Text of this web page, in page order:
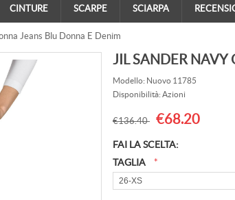
CINTURE SCARPE SCIARPA
Jeans Blu Donna E Denim
JIL SANDER NAVY
Modello: Nuovo 11785
Disponibilità: Azioni
€136.40 €68.20
FAI LA SCELTA:
TAGLIA
*